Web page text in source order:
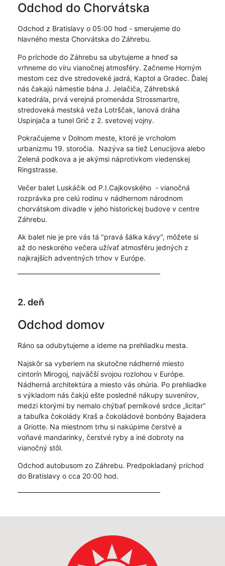
Odchod do Chorvátska
Odchod z Bratislavy o 05:00 hod - smerujeme do
hlavného mesta Chorvátska do Záhrebu.
Po príchode do Záhrebu sa ubytujeme a hneď sa
vrhneme do víru vianočnej atmosféry. Začneme Horným
mestom cez dve stredoveké jadrá, Kaptol a Gradec. Ďalej
nás čakajú námestie bána J. Jelačiča, Záhrebská
katedrála, prvá verejná promenáda Strossmartre,
stredoveká mestská veža Lotrščak, lanová dráha
Uspinjača a tunel Grič z 2. svetovej vojny.
Pokračujeme v Dolnom meste, ktoré je vrcholom
urbanizmu 19. storočia. Nazýva sa tiež Lenucijova alebo
Zelená podkova a je akýmsi náprotivkom viedenskej
Ringstrasse.
Večer balet Luskáčik od P.I.Cajkovského - vianočná
rozprávka pre celú rodinu v nádhernom národnom
chorvátskom divadle v jeho historickej budove v centre
Záhrebu.
Ak balet nie je pre vás tá "pravá šálka kávy", môžete si
až do neskorého večera užívať atmosféru jedných z
najkrajších adventných trhov v Európe.
2. deň
Odchod domov
Ráno sa odubytujeme a ideme na prehliadku mesta.
Najskôr sa vyberiem na skutočne nádherné miesto
cintorín Mirogoj, najväčší svojou rozlohou v Európe.
Nádherná architektúra a miesto vás ohúria. Po prehliadke
s výkladom nás čakjú ešte posledné nákupy suvenírov,
medzi ktorými by nemalo chýbať perníkové srdce „licitar“
a tabuľka čokolády Kraš a čokoládové bonbóny Bajadera
a Griotte. Na miestnom trhu si nakúpime čerstvé a
voňavé mandarinky, čerstvé ryby a iné dobroty na
vianočný stôl.
Odchod autobusom zo Záhrebu. Predpokladaný príchod
do Bratislavy o cca 20:00 hod.